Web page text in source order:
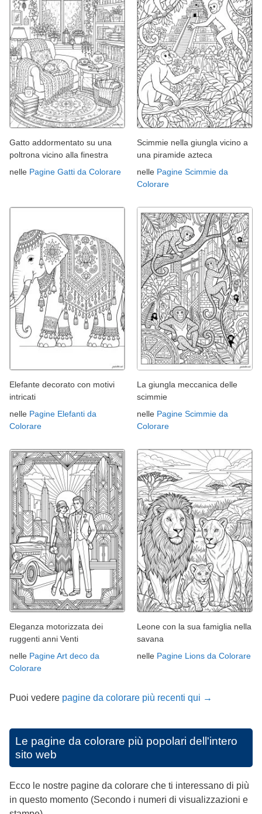
Gatto addormentato su una
poltrona vicino alla finestra
nelle Pagine Gatti da Colorare
Scimmie nella giungla vicino a
una piramide azteca
nelle Pagine Scimmie da
Colorare
Elefante decorato con motivi
intricati
nelle Pagine Elefanti da
Colorare
La giungla meccanica delle
scimmie
nelle Pagine Scimmie da
Colorare
Eleganza motorizzata dei
ruggenti anni Venti
nelle Pagine Art deco da
Colorare
Leone con la sua famiglia nella
savana
nelle Pagine Lions da Colorare
Puoi vedere pagine da colorare più recenti qui →
Le pagine da colorare più popolari dell'intero
sito web
Ecco le nostre pagine da colorare che ti interessano di più
in questo momento (Secondo i numeri di visualizzazioni e